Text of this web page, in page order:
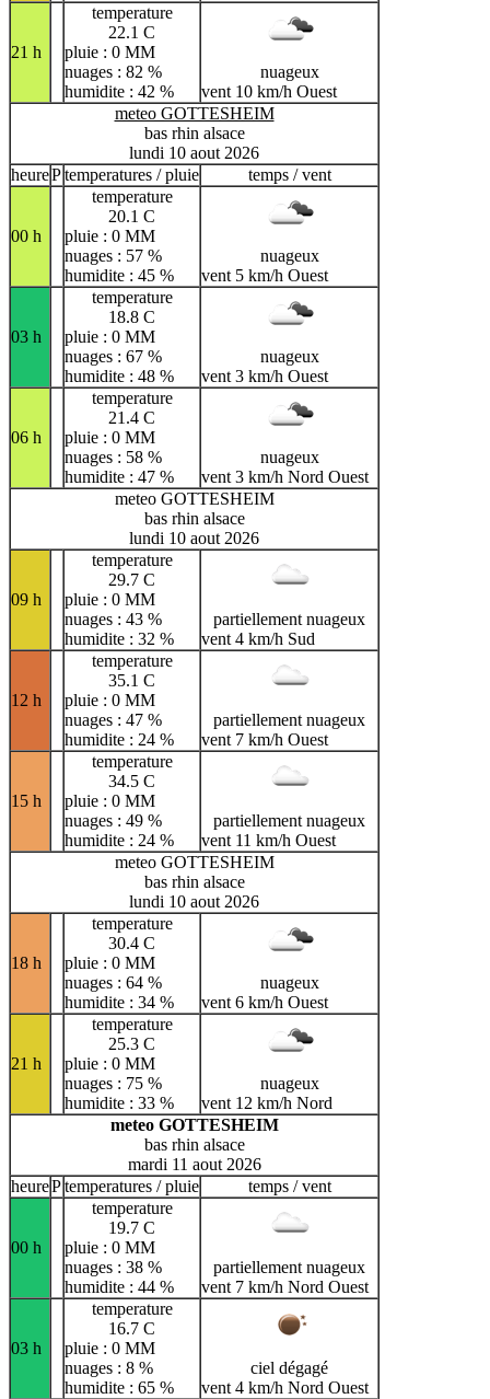
21 h
temperature
22.1 C
pluie : 0 MM
nuages : 82 %
humidite : 42 %
nuageux
vent 10 km/h Ouest
meteo GOTTESHEIM
bas rhin alsace
lundi 10 aout 2026
heurePtemperatures / pluie temps / vent
00 h
temperature
20.1 C
pluie : 0 MM
nuages : 57 %
humidite : 45 %
nuageux
vent 5 km/h Ouest
03 h
temperature
18.8 C
pluie : 0 MM
nuages : 67 %
humidite : 48 %
nuageux
vent 3 km/h Ouest
06 h
temperature
21.4 C
pluie : 0 MM
nuages : 58 %
humidite : 47 %
nuageux
vent 3 km/h Nord Ouest
meteo GOTTESHEIM
bas rhin alsace
lundi 10 aout 2026
09 h
temperature
29.7 C
pluie : 0 MM
nuages : 43 %
humidite : 32 %
partiellement nuageux
vent 4 km/h Sud
12 h
temperature
35.1 C
pluie : 0 MM
nuages : 47 %
humidite : 24 %
partiellement nuageux
vent 7 km/h Ouest
15 h
temperature
34.5 C
pluie : 0 MM
nuages : 49 %
humidite : 24 %
partiellement nuageux
vent 11 km/h Ouest
meteo GOTTESHEIM
bas rhin alsace
lundi 10 aout 2026
18 h
temperature
30.4 C
pluie : 0 MM
nuages : 64 %
humidite : 34 %
nuageux
vent 6 km/h Ouest
21 h
temperature
25.3 C
pluie : 0 MM
nuages : 75 %
humidite : 33 %
nuageux
vent 12 km/h Nord
meteo GOTTESHEIM
bas rhin alsace
mardi 11 aout 2026
heurePtemperatures / pluie temps / vent
00 h
temperature
19.7 C
pluie : 0 MM
nuages : 38 %
humidite : 44 %
partiellement nuageux
vent 7 km/h Nord Ouest
03 h
temperature
16.7 C
pluie : 0 MM
nuages : 8 %
humidite : 65 %
ciel dégagé
vent 4 km/h Nord Ouest